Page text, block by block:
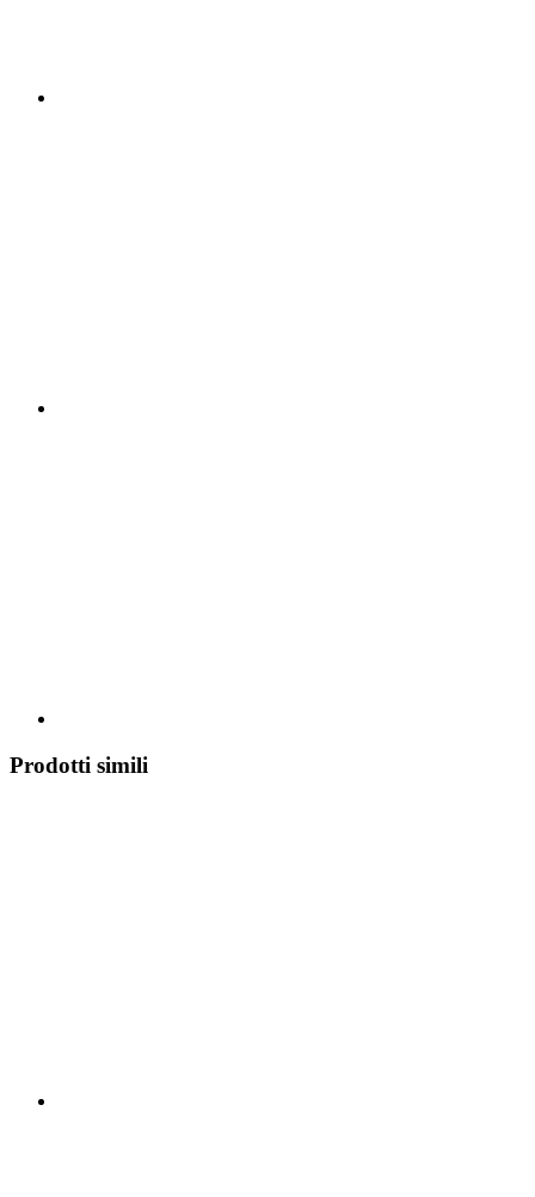
Prodotti simili